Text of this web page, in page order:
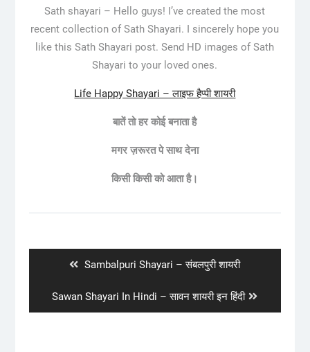
Sath shayari – Hello guys! I’ve created the most
recent collection of Sath Shayari. I sincerely hope you
like this Sath Shayari post. Send HD images of Sath
Shayari to your loved ones.
Life Happy Shayari – लाइफ हैप्पी शायरी
बातें तो हर कोई बनाता है
मगर ज़रूरत पे साथ देना
किसी किसी को आता है।
Previous
Sambalpuri Shayari – संबलपुरी शायरी
Next
post:
Sawan Shayari In Hindi – सावन शायरी इन हिंदी